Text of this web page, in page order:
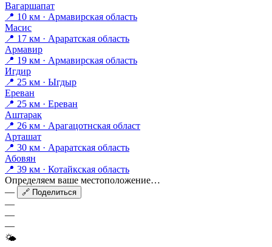
Вагаршапат
📍 10 км · Армавирская область
Масис
📍 17 км · Араратская область
Армавир
📍 19 км · Армавирская область
Игдир
📍 25 км · Ыгдыр
Ереван
📍 25 км · Ереван
Аштарак
📍 26 км · Арагацотнская област
Арташат
📍 30 км · Араратская область
Абовян
📍 39 км · Котайкская область
Определяем ваше местоположение…
—
🔗 Поделиться
—
—
—
🌤